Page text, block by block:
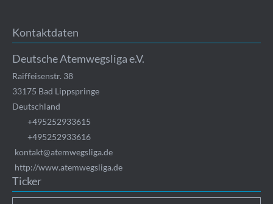
Kontaktdaten
Deutsche Atemwegsliga e.V.
Raiffeisenstr. 38
33175 Bad Lippspringe
Deutschland
+495252933615
+495252933616
kontakt@atemwegsliga.de
http://www.atemwegsliga.de
Ticker